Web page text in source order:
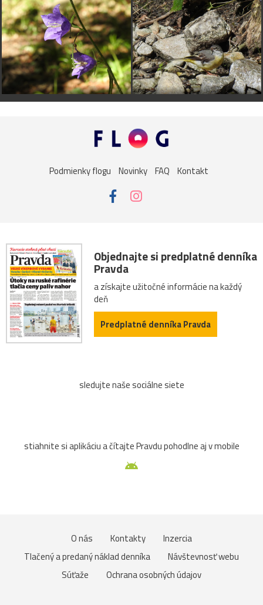
Podmienky flogu Novinky FAQ Kontakt
Objednajte si predplatné denníka
Pravda
a získajte užitočné informácie na každý
deň
Predplatné denníka Pravda
sledujte naše sociálne siete
stiahnite si aplikáciu a čítajte Pravdu pohodlne aj v mobile
O nás Kontakty
Inzercia
Tlačený a predaný náklad denníka
Návštevnosť webu
Súťaže
Ochrana osobných údajov